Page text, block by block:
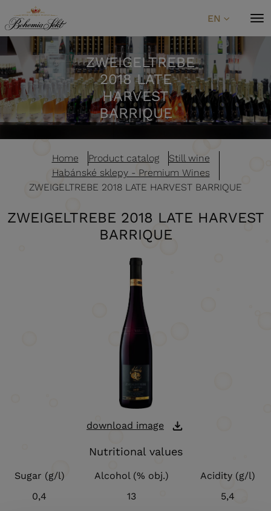
Skip to content
EN
ZWEIGELTREBE
2018 LATE
HARVEST
BARRIQUE
Home Product catalog
Still wine
Habánské sklepy - Premium Wines
ZWEIGELTREBE 2018 LATE HARVEST BARRIQUE
ZWEIGELTREBE 2018 LATE HARVEST
BARRIQUE
download image
Nutritional values
Sugar (g/l) Alcohol (% obj.)
Acidity (g/l)
0,4
13 5,4